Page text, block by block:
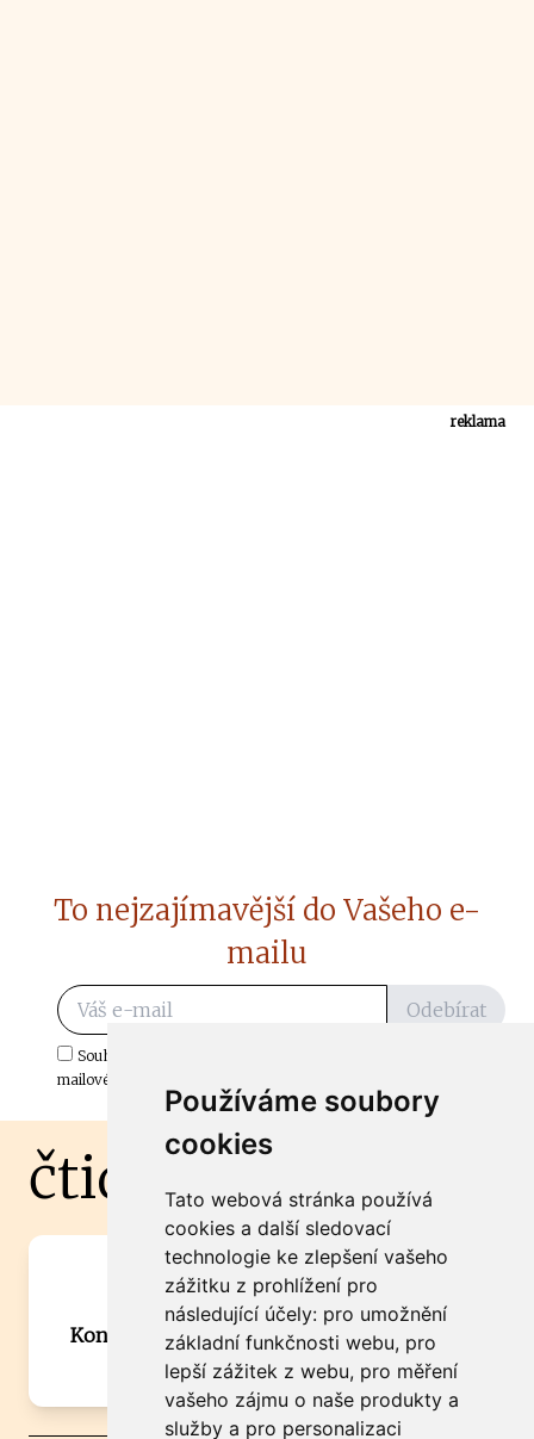
Používáme soubory
cookies
Tato webová stránka používá
cookies a další sledovací
technologie ke zlepšení vašeho
zážitku z prohlížení pro
následující účely: pro umožnění
základní funkčnosti webu, pro
lepší zážitek z webu, pro měření
vašeho zájmu o naše produkty a
služby a pro personalizaci
reklama
To nejzajímavější do Vašeho e-
mailu
Odebírat
Souhlasím s odběrem důležitých zpráv ze ČtiDoma.cz do mé e-
mailové schránky.
čtidoma.cz
Máte zajímavou informaci? Chcete
spolupracovat?
Kontaktujte šéfredaktora Martina Chalupu:
chalupa@ctidoma.cz